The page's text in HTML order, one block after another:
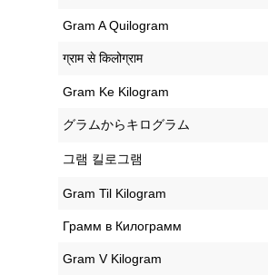
‎Gram A Quilogram
‎ग्राम से किलोग्राम
‎Gram Ke Kilogram
‎グラムからキログラム
‎그램 킬로그램
‎Gram Til Kilogram
‎Грамм в Килограмм
‎Gram V Kilogram